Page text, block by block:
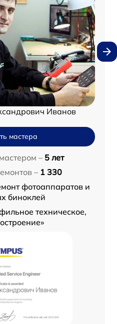
Иванов
мастера
– 5 лет
– 1 330
фотоаппаратов и
биноклей
техническое,